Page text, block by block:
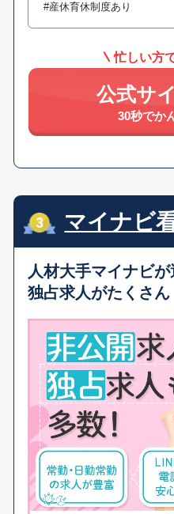
#産休育休制度あり
忙しい方
公式サ
30秒でか
マイナビ
人材大手マイナビ
独占求人がたくさん